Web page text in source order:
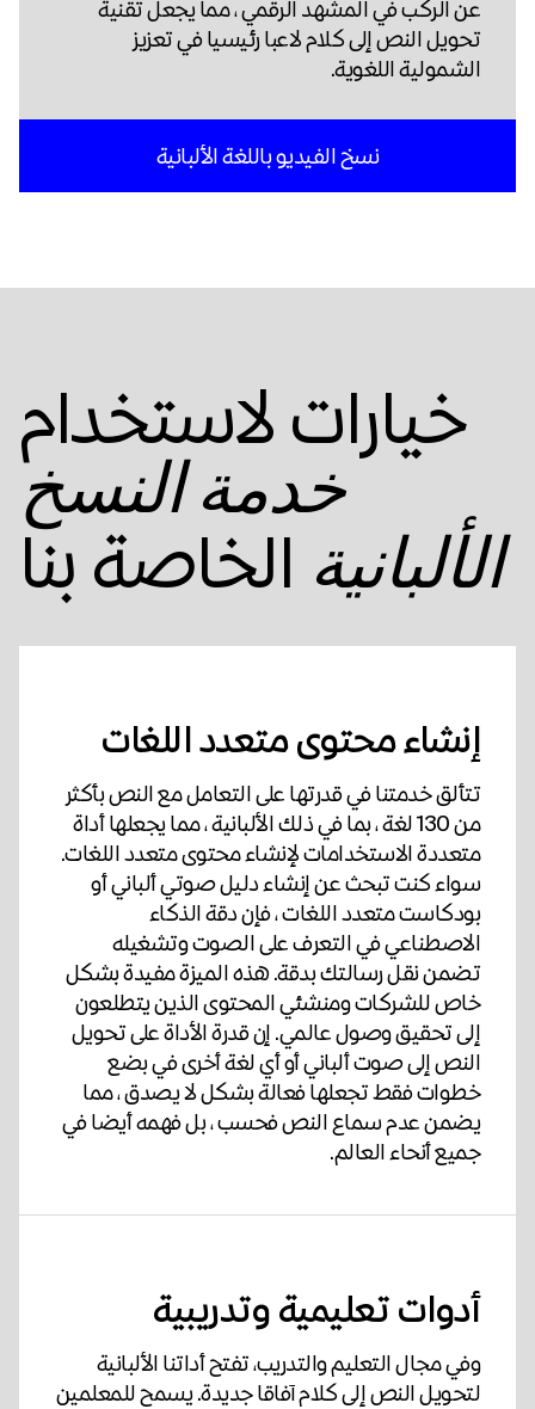
عن الركب في المشهد الرقمي ، مما يجعل تقنية
تحويل النص إلى كلام لاعبا رئيسيا في تعزيز
الشمولية اللغوية.
نسخ الفيديو باللغة الألبانية
خيارات لاستخدام
خدمة النسخ
الألبانية الخاصة بنا
إنشاء محتوى متعدد اللغات
تتألق خدمتنا في قدرتها على التعامل مع النص بأكثر
من 130 لغة ، بما في ذلك الألبانية ، مما يجعلها أداة
متعددة الاستخدامات لإنشاء محتوى متعدد اللغات.
سواء كنت تبحث عن إنشاء دليل صوتي ألباني أو
بودكاست متعدد اللغات ، فإن دقة الذكاء
الاصطناعي في التعرف على الصوت وتشغيله
تضمن نقل رسالتك بدقة. هذه الميزة مفيدة بشكل
خاص للشركات ومنشئي المحتوى الذين يتطلعون
إلى تحقيق وصول عالمي. إن قدرة الأداة على تحويل
النص إلى صوت ألباني أو أي لغة أخرى في بضع
خطوات فقط تجعلها فعالة بشكل لا يصدق ، مما
يضمن عدم سماع النص فحسب ، بل فهمه أيضا في
جميع أنحاء العالم.
أدوات تعليمية وتدريبية
وفي مجال التعليم والتدريب، تفتح أداتنا الألبانية
لتحويل النص إلى كلام آفاقا جديدة. يسمح للمعلمين